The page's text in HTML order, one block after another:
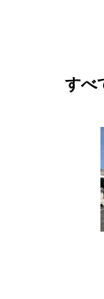
すべ